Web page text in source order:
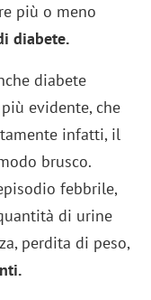
più o meno
diabete.
diabete
evidente, che
infatti, il
brusco.
febbrile,
di urine
perdita di peso,